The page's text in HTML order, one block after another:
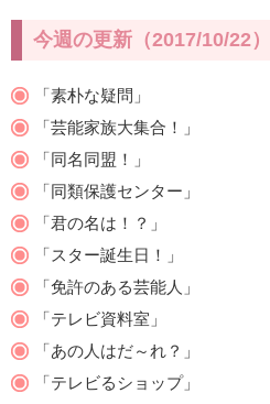
今週の更新（2017/10/22）
「素朴な疑問」
「芸能家族大集合！」
「同名同盟！」
「同類保護センター」
「君の名は！？」
「スター誕生日！」
「免許のある芸能人」
「テレビ資料室」
「あの人はだ～れ？」
「テレビるショップ」